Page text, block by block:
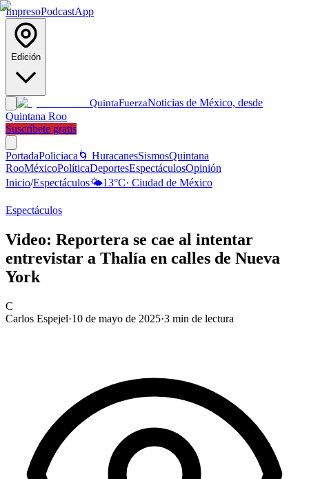
ImpresoPodcastApp
Edición
QuintaFuerzaNoticias de México, desde
Quintana Roo
Suscríbete gratis
PortadaPoliciaca 🌀 HuracanesSismosQuintana
RooMéxicoPolíticaDeportesEspectáculosOpinión
Inicio/Espectáculos🌤️13°C· Ciudad de México
Espectáculos
Video: Reportera se cae al intentar
entrevistar a Thalía en calles de Nueva
York
C
Carlos Espejel·10 de mayo de 2025·3 min de lectura